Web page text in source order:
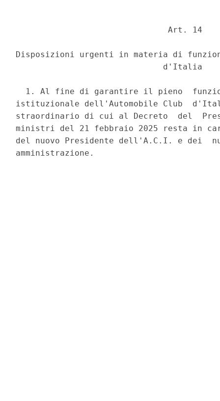
                               Art. 14
Disposizioni urgenti in materia di
                              d'Italia
1. Al fine di garantire il pieno
istituzionale dell'Automobile Club
straordinario di cui al Decreto  del
ministri del 21 febbraio 2025 resta in
del nuovo Presidente dell'A.C.I. e dei